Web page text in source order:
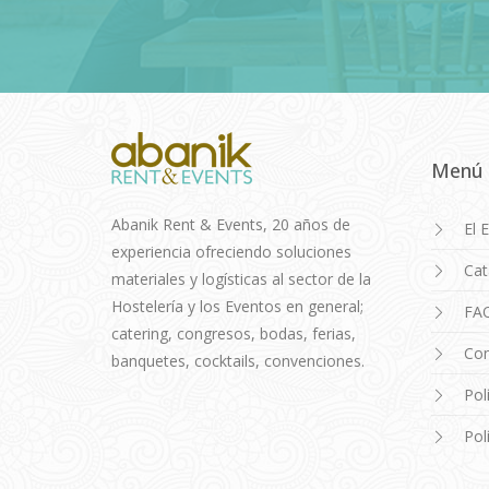
Abanik Rent & Events, 20 años de
experiencia ofreciendo soluciones
materiales y logísticas al sector de la
Hostelería y los Eventos en general;
catering, congresos, bodas, ferias,
banquetes, cocktails, convenciones.
Menú
El